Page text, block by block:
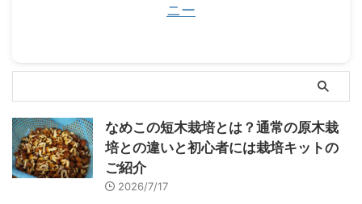
ニー
なめこの短木栽培とは？通常の原木栽
培との違いと初心者には栽培キットの
ご紹介
2026/7/17